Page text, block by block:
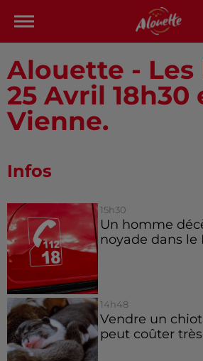
Alouette - Les
25 Avril 18h30
Vienne.
Infos
15h30
Un homme
noyade dans le
14h48
Vendre un
peut coûter